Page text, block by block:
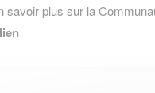
savoir plus sur la
lien